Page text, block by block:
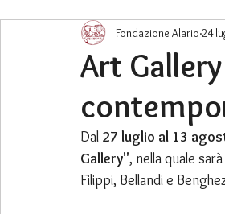
Art
Fondazione Alario 24
Dal 27 luglio al 13
Gallery", nella quale
Filippi, Bellandi e